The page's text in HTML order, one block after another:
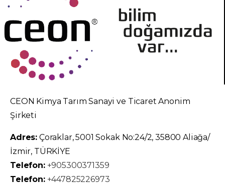
CEON Kimya Tarım Sanayi ve Ticaret Anonim
Şirketi
Adres: Çoraklar, 5001 Sokak No:24/2, 35800 Aliağa/
İzmir, TÜRKİYE
Telefon: +905300371359
Telefon: +447825226973